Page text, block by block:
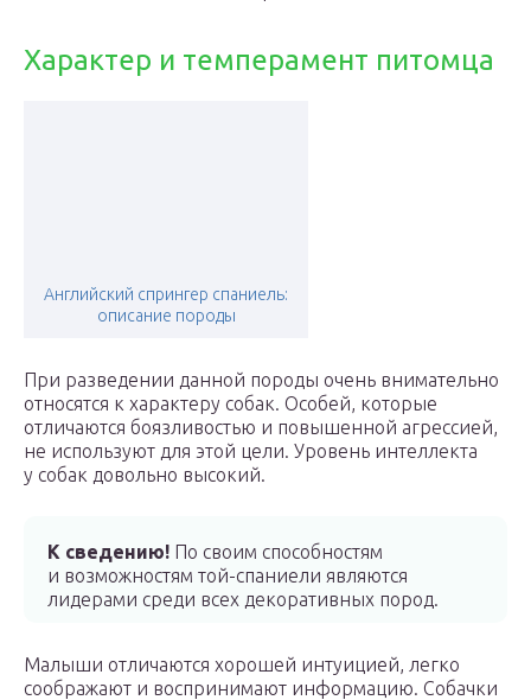
Характер и темперамент питомца
Английский спрингер спаниель:
описание породы
При разведении данной породы очень внимательно
относятся к характеру собак. Особей, которые
отличаются боязливостью и повышенной агрессией,
не используют для этой цели. Уровень интеллекта
у собак довольно высокий.
К сведению! По своим способностям
и возможностям той-спаниели являются
лидерами среди всех декоративных пород.
Малыши отличаются хорошей интуицией, легко
соображают и воспринимают информацию. Собачки